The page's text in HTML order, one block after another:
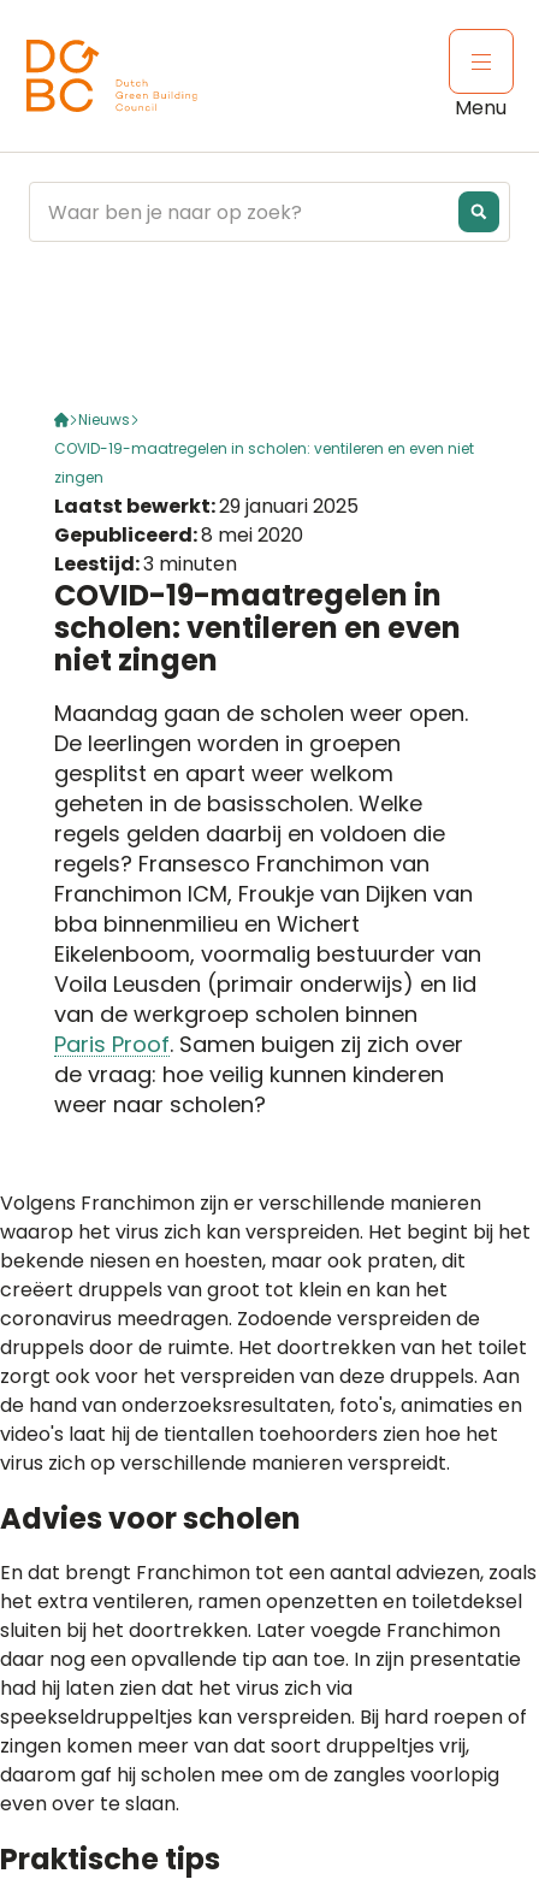
Open
Menu
Nieuws
COVID-19-maatregelen in scholen: ventileren en even niet
zingen
Laatst bewerkt:29 januari 2025
Gepubliceerd:8 mei 2020
Leestijd:3 minuten
COVID-19-maatregelen in
scholen: ventileren en even
niet zingen
Maandag gaan de scholen weer open.
De leerlingen worden in groepen
gesplitst en apart weer welkom
geheten in de basisscholen. Welke
regels gelden daarbij en voldoen die
regels? Fransesco Franchimon van
Franchimon ICM, Froukje van Dijken van
bba binnenmilieu en Wichert
Eikelenboom, voormalig bestuurder van
Voila Leusden (primair onderwijs) en lid
van de werkgroep scholen binnen
Paris Proof. Samen buigen zij zich over
de vraag: hoe veilig kunnen kinderen
weer naar scholen?
Volgens Franchimon zijn er verschillende manieren
waarop het virus zich kan verspreiden. Het begint bij het
bekende niesen en hoesten, maar ook praten, dit
creëert druppels van groot tot klein en kan het
coronavirus meedragen. Zodoende verspreiden de
druppels door de ruimte. Het doortrekken van het toilet
zorgt ook voor het verspreiden van deze druppels. Aan
de hand van onderzoeksresultaten, foto's, animaties en
video's laat hij de tientallen toehoorders zien hoe het
virus zich op verschillende manieren verspreidt.
Advies voor scholen
En dat brengt Franchimon tot een aantal adviezen, zoals
het extra ventileren, ramen openzetten en toiletdeksel
sluiten bij het doortrekken. Later voegde Franchimon
daar nog een opvallende tip aan toe. In zijn presentatie
had hij laten zien dat het virus zich via
speekseldruppeltjes kan verspreiden. Bij hard roepen of
zingen komen meer van dat soort druppeltjes vrij,
daarom gaf hij scholen mee om de zangles voorlopig
even over te slaan.
Praktische tips